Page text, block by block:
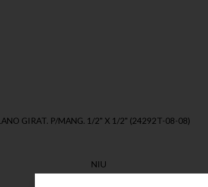
GIRAT. P/MANG. 1/2" X 1/2" (24292T-08-08)
NIU